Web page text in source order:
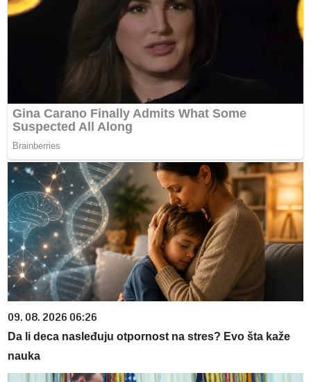
09. 08. 2026 06:26
Da li deca nasleđuju otpornost na stres? Evo šta kaže
nauka